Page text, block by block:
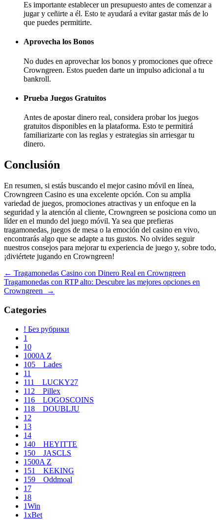
Es importante establecer un presupuesto antes de comenzar a
jugar y ceñirte a él. Esto te ayudará a evitar gastar más de lo
que puedes permitirte.
Aprovecha los Bonos
No dudes en aprovechar los bonos y promociones que ofrece
Crowngreen. Estos pueden darte un impulso adicional a tu
bankroll.
Prueba Juegos Gratuitos
Antes de apostar dinero real, considera probar los juegos
gratuitos disponibles en la plataforma. Esto te permitirá
familiarizarte con las reglas y estrategias sin arriesgar tu
dinero.
Conclusión
En resumen, si estás buscando el mejor casino móvil en línea,
Crowngreen Casino es una excelente opción. Con su amplia
variedad de juegos, promociones atractivas y un enfoque en la
seguridad y la atención al cliente, Crowngreen se posiciona como un
líder en el mundo del juego móvil. Ya sea que prefieras
tragamonedas, juegos de mesa o la emoción del casino en vivo,
encontrarás algo que se adapte a tus gustos. No olvides seguir
nuestros consejos para mejorar tu experiencia de juego y, sobre todo,
¡diviértete jugando en Crowngreen!
Navegación
de
← Tragamonedas Casino con Dinero Real en Crowngreen
Tragamonedas con RTP alto: Descubre las mejores opciones en
Crowngreen
→
Categories
! Без рубрики
1
10
1000A Z
105__Lades
11
111__LUCKY27
112__Pillex
116__LOGOSCOINS
118__DOUBLJU
12
13
14
140__HEYITTE
150__JASCLS
1500A Z
151__KEKING
159__Oddmoal
17
18
1Win
1xBet